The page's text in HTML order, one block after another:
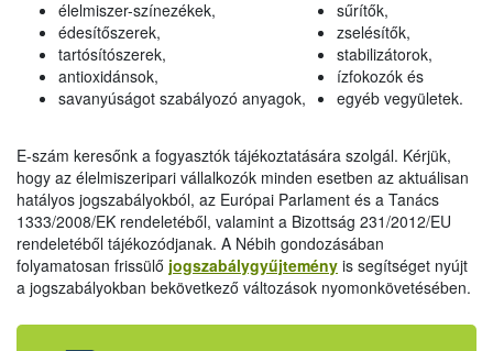
élelmiszer-színezékek,
édesítőszerek,
tartósítószerek,
antioxidánsok,
savanyúságot szabályozó anyagok,
sűrítők,
zselésítők,
stabilizátorok,
ízfokozók és
egyéb vegyületek.
E-szám keresőnk a fogyasztók tájékoztatására szolgál. Kérjük,
hogy az élelmiszeripari vállalkozók minden esetben az aktuálisan
hatályos jogszabályokból, az Európai Parlament és a Tanács
1333/2008/EK rendeletéből, valamint a Bizottság 231/2012/EU
rendeletéből tájékozódjanak. A Nébih gondozásában
folyamatosan frissülő jogszabálygyűjtemény is segítséget nyújt
a jogszabályokban bekövetkező változások nyomonkövetésében.